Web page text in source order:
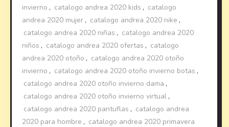
invierno , catalogo andrea 2020 kids , catalogo
andrea 2020 mujer , catalogo andrea 2020 nike ,
catalogo andrea 2020 niñas , catalogo andrea 2020
niños , catalogo andrea 2020 ofertas , catalogo
andrea 2020 otoño , catalogo andrea 2020 otoño
invierno , catalogo andrea 2020 otoño invierno botas ,
catalogo andrea 2020 otoño invierno dama ,
catalogo andrea 2020 otoño invierno virtual ,
catalogo andrea 2020 pantuflas , catalogo andrea
2020 para hombre , catalogo andrea 2020 primavera